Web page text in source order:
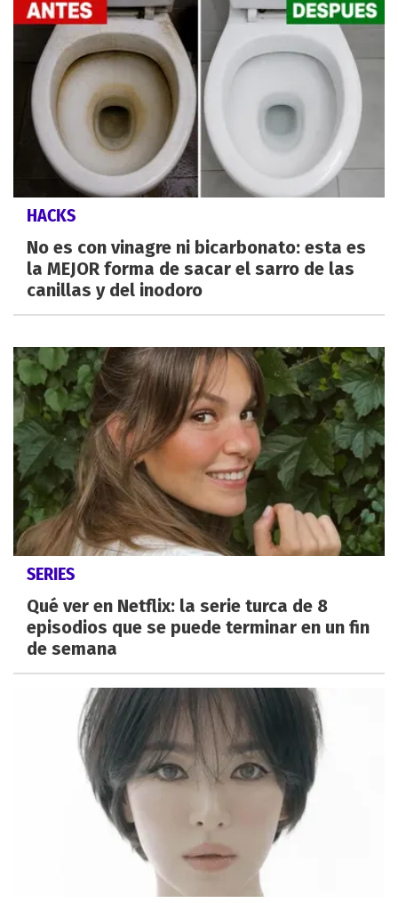
HACKS
No es con vinagre ni bicarbonato: esta es
la MEJOR forma de sacar el sarro de las
canillas y del inodoro
SERIES
Qué ver en Netflix: la serie turca de 8
episodios que se puede terminar en un fin
de semana